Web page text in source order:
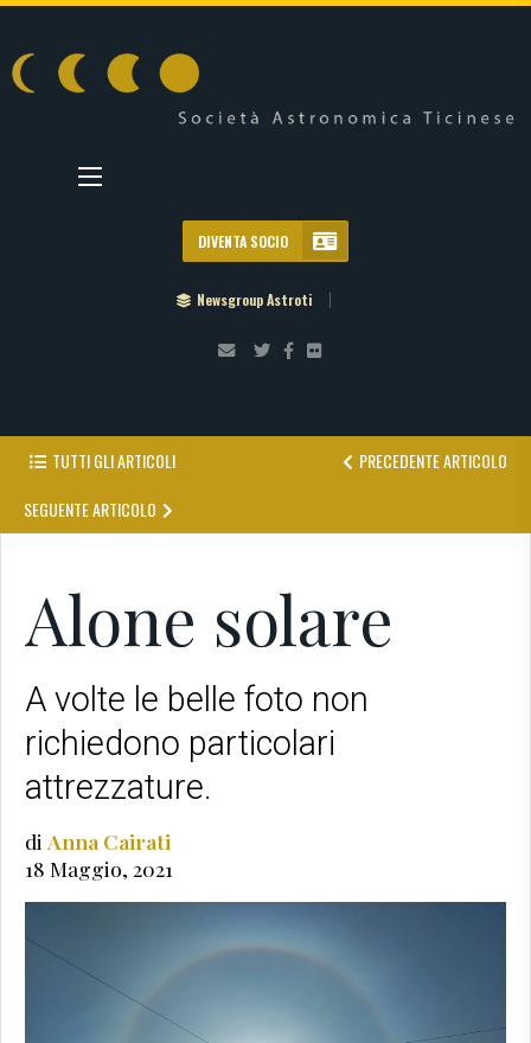
DIVENTA SOCIO
Newsgroup Astroti
TUTTI GLI ARTICOLI
PRECEDENTE ARTICOLO
SEGUENTE ARTICOLO
Alone solare
A volte le belle foto non
richiedono particolari
attrezzature.
di Anna Cairati
18 Maggio, 2021